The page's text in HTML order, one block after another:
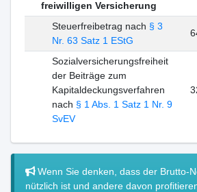
freiwilligen Versicherung
Steuerfreibetrag nach § 3
Nr. 63 Satz 1 EStG
Sozialversicherungsfreiheit
der Beiträge zum
Kapitaldeckungsverfahren
nach § 1 Abs. 1 Satz 1 Nr. 9
SvEV
Wenn Sie denken, dass der Brutto-
nützlich ist und andere davon